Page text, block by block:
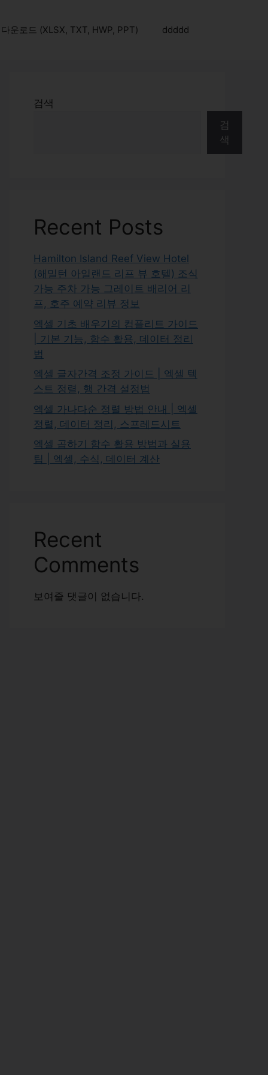
운로드 (XLSX, TXT, HWP, PPT) ddddd
검색
검
색
Recent Posts
Hamilton Island Reef View Hotel
(해밀턴 아일랜드 리프 뷰 호텔) 조식
가능 주차 가능 그레이트 배리어 리
프, 호주 예약 리뷰 정보
엑셀 기초 배우기의 컴플리트 가이드
| 기본 기능, 함수 활용, 데이터 정리
법
엑셀 글자간격 조정 가이드 | 엑셀 텍
스트 정렬, 행 간격 설정법
엑셀 가나다순 정렬 방법 안내 | 엑셀
정렬, 데이터 정리, 스프레드시트
엑셀 곱하기 함수 활용 방법과 실용
팁 | 엑셀, 수식, 데이터 계산
Recent
Comments
보여줄 댓글이 없습니다.